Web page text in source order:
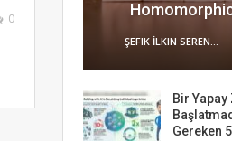
0
ŞEFIK İLKIN SERENGIL
Bir
Gereken